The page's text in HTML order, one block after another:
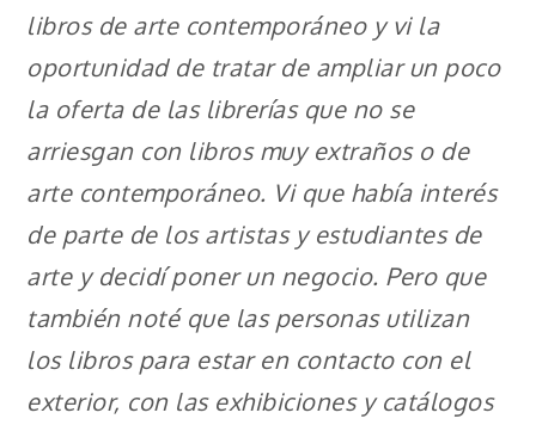
libros de arte contemporáneo y vi la
oportunidad de tratar de ampliar un poco
la oferta de las librerías que no se
arriesgan con libros muy extraños o de
arte contemporáneo. Vi que había interés
de parte de los artistas y estudiantes de
arte y decidí poner un negocio. Pero que
también noté que las personas utilizan
los libros para estar en contacto con el
exterior, con las exhibiciones y catálogos